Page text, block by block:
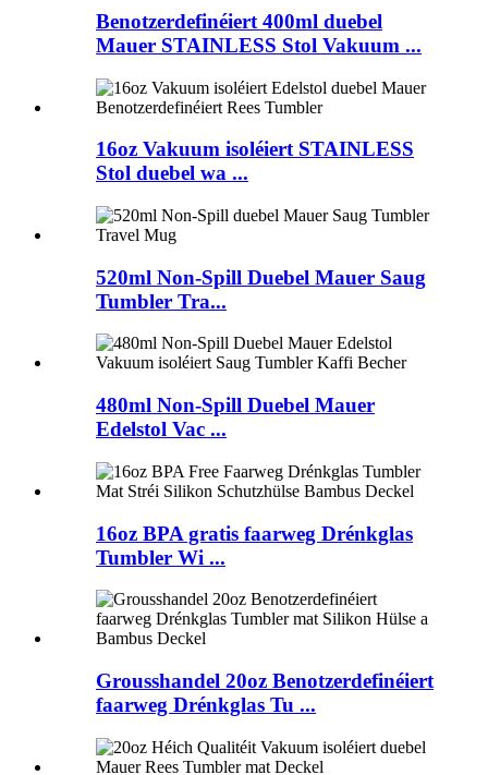
Benotzerdefinéiert 400ml duebel
Mauer STAINLESS Stol Vakuum ...
16oz Vakuum isoléiert STAINLESS
Stol duebel wa ...
520ml Non-Spill Duebel Mauer Saug
Tumbler Tra...
480ml Non-Spill Duebel Mauer
Edelstol Vac ...
16oz BPA gratis faarweg Drénkglas
Tumbler Wi ...
Grousshandel 20oz Benotzerdefinéiert
faarweg Drénkglas Tu ...